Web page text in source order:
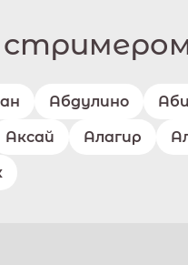
Абдулино
Аксай Алагир